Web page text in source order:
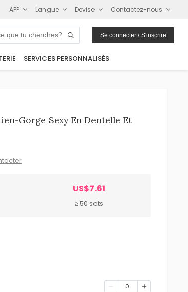
APP Langue Devise Contactez-nous
Se connecter / S'inscrire
SERVICES PERSONNALISÉS
Gorge Sexy En Dentelle Et
US$7.61
≥ 50 sets
0